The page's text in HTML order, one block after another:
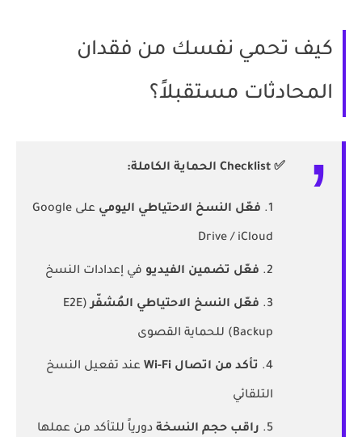
كيف تحمي نفسك من فقدان
المحادثات مستقبلاً؟
فعّل النسخ الاحتياطي اليومي على Google
Drive / iCloud
فعّل تضمين الفيديوفي إعدادات النسخ
فعّل النسخ الاحتياطي المُشفّر (E2E
Backup) للحماية القصوى
تأكد من اتصال Wi-Fi عند تفعيل النسخ
التلقائي
راقب حجم النسخةدورياً للتأكد من عملها